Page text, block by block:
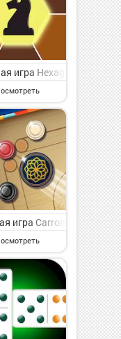
- Party Games на
игра Hexagonal -
Game на Андроид -
игра Carrom Cricket: